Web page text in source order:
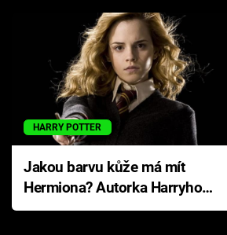
HARRY POTTER
Jakou barvu kůže má mít
Hermiona? Autorka Harryho
Pottera přišla s ráznou